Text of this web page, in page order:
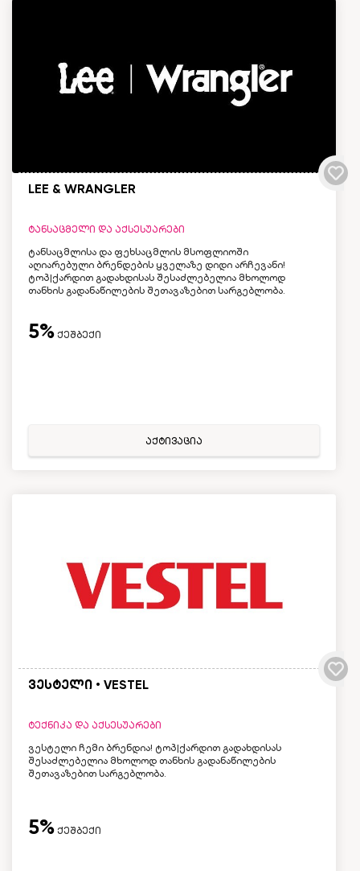
LEE & WRANGLER
ტანსაცმელი და აქსესუარები
ტანსაცმლისა და ფეხსაცმლის მსოფლიოში
აღიარებული ბრენდების ყველაზე დიდი არჩევანი!
ტოპ|ქარდით გადახდისას შესაძლებელია მხოლოდ
თანხის გადანაწილების შეთავაზებით სარგებლობა.
5% ქეშბექი
აქტივაცია
ვესტელი • VESTEL
ტექნიკა და აქსესუარები
ვესტელი ჩემი ბრენდია! ტოპ|ქარდით გადახდისას
შესაძლებელია მხოლოდ თანხის გადანაწილების
შეთავაზებით სარგებლობა.
5% ქეშბექი